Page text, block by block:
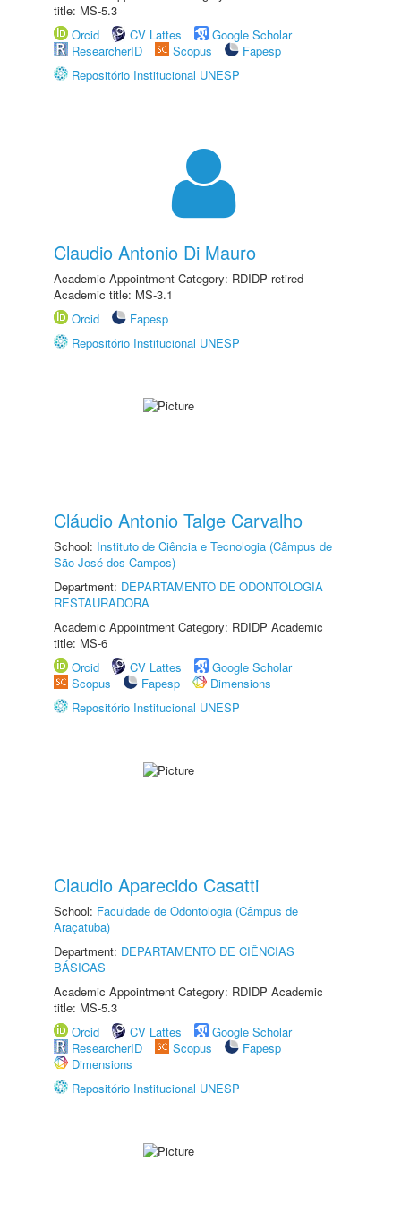
title: MS-5.3
Orcid
CV Lattes
Google Scholar
ResearcherID
Scopus
Fapesp
Repositório Institucional UNESP
Claudio Antonio Di Mauro
Academic Appointment Category: RDIDP retired
Academic title: MS-3.1
Orcid
Fapesp
Repositório Institucional UNESP
Cláudio Antonio Talge Carvalho
School: Instituto de Ciência e Tecnologia (Câmpus de
São José dos Campos)
Department: DEPARTAMENTO DE ODONTOLOGIA
RESTAURADORA
Academic Appointment Category: RDIDP Academic
title: MS-6
Orcid
CV Lattes
Google Scholar
Scopus
Fapesp
Dimensions
Repositório Institucional UNESP
Claudio Aparecido Casatti
School: Faculdade de Odontologia (Câmpus de
Araçatuba)
Department: DEPARTAMENTO DE CIÊNCIAS
BÁSICAS
Academic Appointment Category: RDIDP Academic
title: MS-5.3
Orcid
CV Lattes
Google Scholar
ResearcherID
Scopus
Fapesp
Dimensions
Repositório Institucional UNESP